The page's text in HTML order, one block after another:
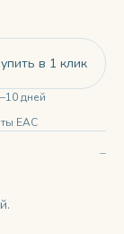
в 1 клик
дней
ЕАС